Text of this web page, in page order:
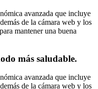
avanzada que incluye
de la cámara web y los
mantener una buena
más saludable.
avanzada que incluye
de la cámara web y los